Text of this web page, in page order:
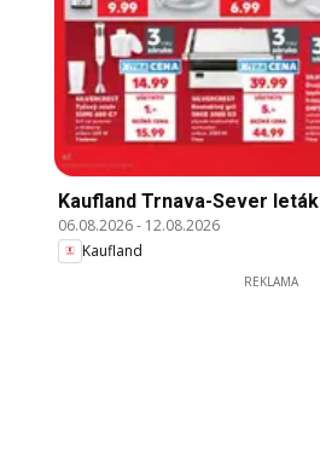
Kaufland Trnava-Sever leták
06.08.2026- 12.08.2026
Kaufland
REKLAMA